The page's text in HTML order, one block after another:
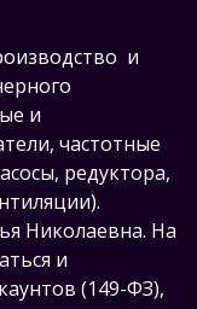
и
и
частотные
редуктора,
Николаевна. На
и
(149-ФЗ),